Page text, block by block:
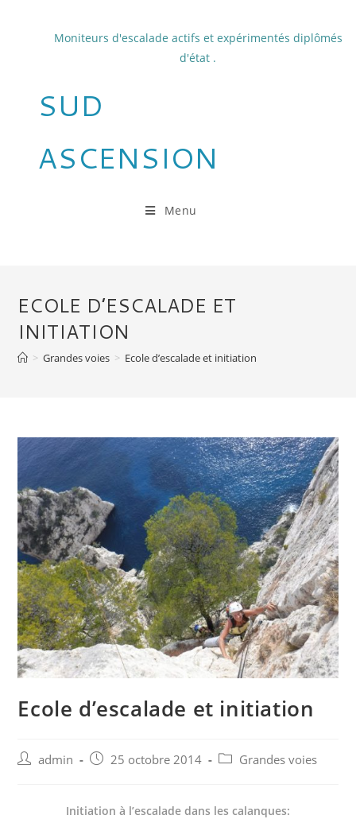
Moniteurs d'escalade actifs et expérimentés diplômés
d'état .
SUD
ASCENSION
Menu
ECOLE D’ESCALADE ET
INITIATION
> Grandes voies > Ecole d’escalade et initiation
Ecole d’escalade et initiation
Postadmin
Post25 octobre 2014
PostGrandes voies
Initiation à l’escalade dans les calanques: